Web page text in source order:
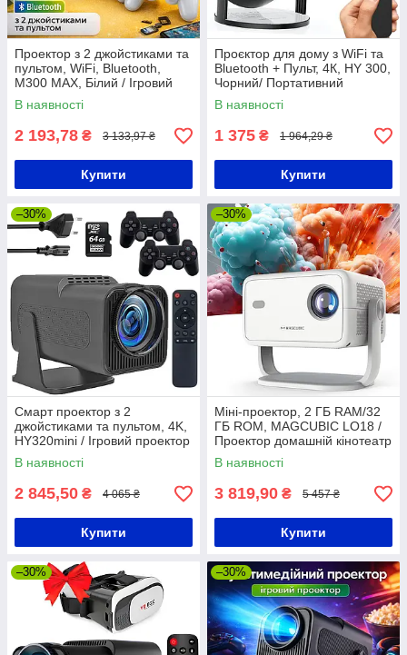
Проектор з 2 джойстиками та
пультом, WiFi, Bluetooth,
M300 MAX, Білий / Ігровий
проектор / Смарт проектор з
іграми
В наявності
2 193,78 ₴ 3 133,97 ₴
Купити
Проєктор для дому з WiFi та
Bluetooth + Пульт, 4К, HY 300,
Чорний/ Портативний
мініпроєктор/Смарт-проєктор
В наявності
1 375 ₴ 1 964,29 ₴
Купити
–30%
Смарт проектор з 2
джойстиками та пультом, 4K,
HY320mini / Ігровий проектор
для дому / Мультимедійний
проектор
В наявності
2 845,50 ₴ 4 065 ₴
Купити
–30%
Міні-проектор, 2 ГБ RAM/32
ГБ ROM, MAGCUBIC LO18 /
Проектор домашній кінотеатр
/ Мультимедійний смарт-
проектор
В наявності
3 819,90 ₴ 5 457 ₴
Купити
–30% –30%